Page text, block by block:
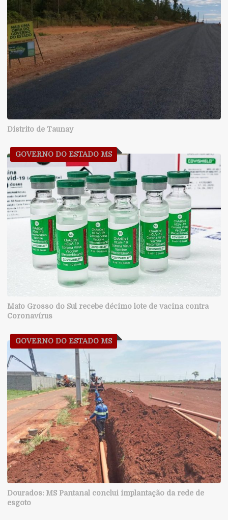
Distrito de Taunay
GOVERNO DO ESTADO MS
Mato Grosso do Sul recebe décimo lote de vacina contra
Coronavírus
GOVERNO DO ESTADO MS
Dourados: MS Pantanal conclui implantação da rede de
esgoto